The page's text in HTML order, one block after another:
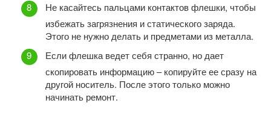
Не касайтесь пальцами контактов флешки, чтобы
избежать загрязнения и статического заряда.
Этого не нужно делать и предметами из металла.
Если флешка ведет себя странно, но дает
скопировать информацию – копируйте ее сразу на
другой носитель. После этого только можно
начинать ремонт.